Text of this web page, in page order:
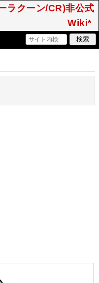
ラクーン/CR)非公式
Wiki*